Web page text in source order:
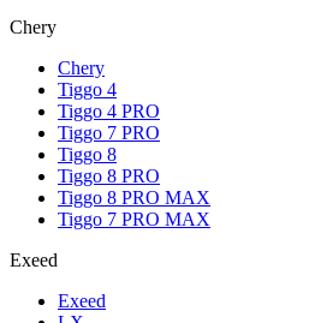
Chery
Chery
Tiggo 4
Tiggo 4 PRO
Tiggo 7 PRO
Tiggo 8
Tiggo 8 PRO
Tiggo 8 PRO MAX
Tiggo 7 PRO MAX
Exeed
Exeed